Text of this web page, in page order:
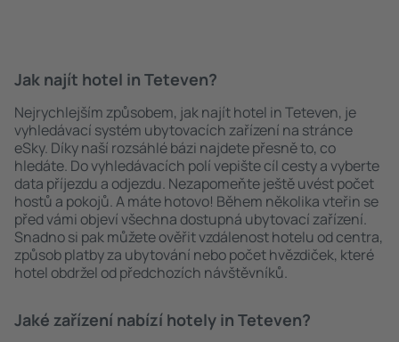
Jak najít hotel in Teteven?
Nejrychlejším způsobem, jak najít hotel in Teteven, je
vyhledávací systém ubytovacích zařízení na stránce
eSky. Díky naší rozsáhlé bázi najdete přesně to, co
hledáte. Do vyhledávacích polí vepište cíl cesty a vyberte
data příjezdu a odjezdu. Nezapomeňte ještě uvést počet
hostů a pokojů. A máte hotovo! Během několika vteřin se
před vámi objeví všechna dostupná ubytovací zařízení.
Snadno si pak můžete ověřit vzdálenost hotelu od centra,
způsob platby za ubytování nebo počet hvězdiček, které
hotel obdržel od předchozích návštěvníků.
Jaké zařízení nabízí hotely in Teteven?